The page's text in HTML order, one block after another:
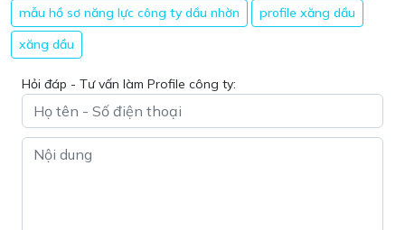
mẫu hồ sơ năng lực công ty dầu nhờn
profile xăng dầu
xăng dầu
Hỏi đáp - Tư vấn làm Profile công ty: